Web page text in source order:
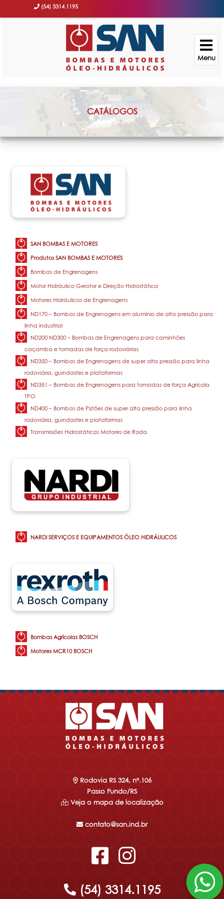
(54) 3314.1195
CATÁLOGOS
SAN BOMBAS E MOTORES
Produtos SAN BOMBAS E MOTORES
Bombas de Engrenagens
Motor Hidráulico Gerotor e Direção Hidrostática
Motores Hidráulicos de Engrenagens
ND170 – Bombas de Engrenagens em alumínio de alta pressão para
linha industrial
ND200 ND300 – Bombas de Engrenagens para caminhões
caçamba e tomadas de força rodoviárias
ND350 – Bombas de Engrenagens de super alta pressão para linha
rodoviária, guindastes e plataformas
ND351 – Bombas de Engrenagens para tomadas de força Agrícola
TPO
ND400 – Bombas de Pistões de super alta pressão para linha
rodoviária, guindastes e plataformas
Transmissões Hidrostáticas Motores de Roda
NARDI SERVIÇOS E EQUIPAMENTOS ÓLEO HIDRÁULICOS
Bombas Agrícolas BOSCH
Motores MCR10 BOSCH
Rodovia RS 324, nº.106
Passo Fundo/RS
Veja o mapa de localização
contato@san.ind.br
(54) 3314.1195